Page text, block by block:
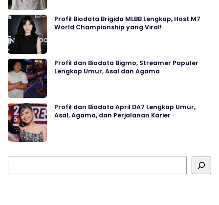
Profil Biodata Brigida MLBB Lengkap, Host M7
World Championship yang Viral!
Profil dan Biodata Bigmo, Streamer Populer
Lengkap Umur, Asal dan Agama
Profil dan Biodata April DA7 Lengkap Umur,
Asal, Agama, dan Perjalanan Karier